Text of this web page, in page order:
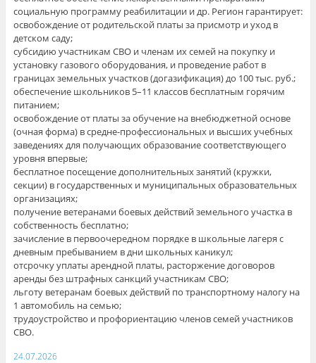
социальную программу реабилитации и др. Регион гарантирует:
освобождение от родительской платы за присмотр и уход в
детском саду;
субсидию участникам СВО и членам их семей на покупку и
установку газового оборудования, и проведение работ в
границах земельных участков (догазификация) до 100 тыс. руб.;
обеспечение школьников 5–11 классов бесплатным горячим
питанием;
освобождение от платы за обучение на внебюджетной основе
(очная форма) в средне-профессиональных и высших учебных
заведениях для получающих образование соответствующего
уровня впервые;
бесплатное посещение дополнительных занятий (кружки,
секции) в государственных и муниципальных образовательных
организациях;
получение ветеранами боевых действий земельного участка в
собственность бесплатно;
зачисление в первоочередном порядке в школьные лагеря с
дневным пребыванием в дни школьных каникул;
отсрочку уплаты арендной платы, расторжение договоров
аренды без штрафных санкций участникам СВО;
льготу ветеранам боевых действий по транспортному налогу на
1 автомобиль на семью;
трудоустройство и профориентацию членов семей участников
СВО.
24.07.2026